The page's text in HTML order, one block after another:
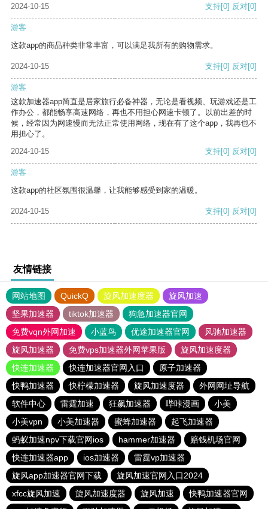
2024-10-15
支持[0] 反对[0]
游客
这款app的商品种类非常丰富，可以满足我所有的购物需求。
2024-10-15 支持[0] 反对[0]
游客
这款加速器app简直是居家旅行必备神器，无论是看视频、玩游戏还是工
作办公，都能畅享高速网络，再也不用担心网速卡顿了。以前出差的时
候，经常因为网速慢而无法正常使用网络，现在有了这个app，我再也不
用担心了。
2024-10-15
支持[0] 反对[0]
游客
这款app的社区氛围很温馨，让我能够感受到家的温暖。
2024-10-15 支持[0] 反对[0]
友情链接
网站地图 QuickQ 旋风加速度器
旋风加速
坚果加速器
tiktok加速器
狗急加速器官网
免费vqn外网加速
小蓝鸟 优途加速器官网
风驰加速器
旋风加速器
免费vps加速器外网苹果版
旋风加速度器
快连加速器
快连加速器官网入口
原子加速器
快鸭加速器
快柠檬加速器 旋风加速度器
外网网址导航
软件中心
雷霆加速 狂飙加速器 哔咔漫画
小美
小美vpn
小美加速器 蜜蜂加速器
起飞加速器
蚂蚁加速npv下载官网ios
hammer加速器
赔钱机场官网
快连加速器app
ios加速器
雷霆vp加速器
旋风app加速器官网下载
旋风加速官网入口2024
xfcc旋风加速
旋风加速度器 旋风加速
快鸭加速器官网